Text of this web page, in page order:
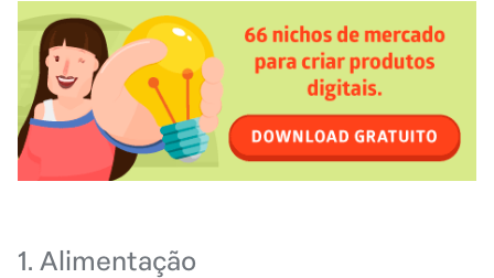
1. Alimentação